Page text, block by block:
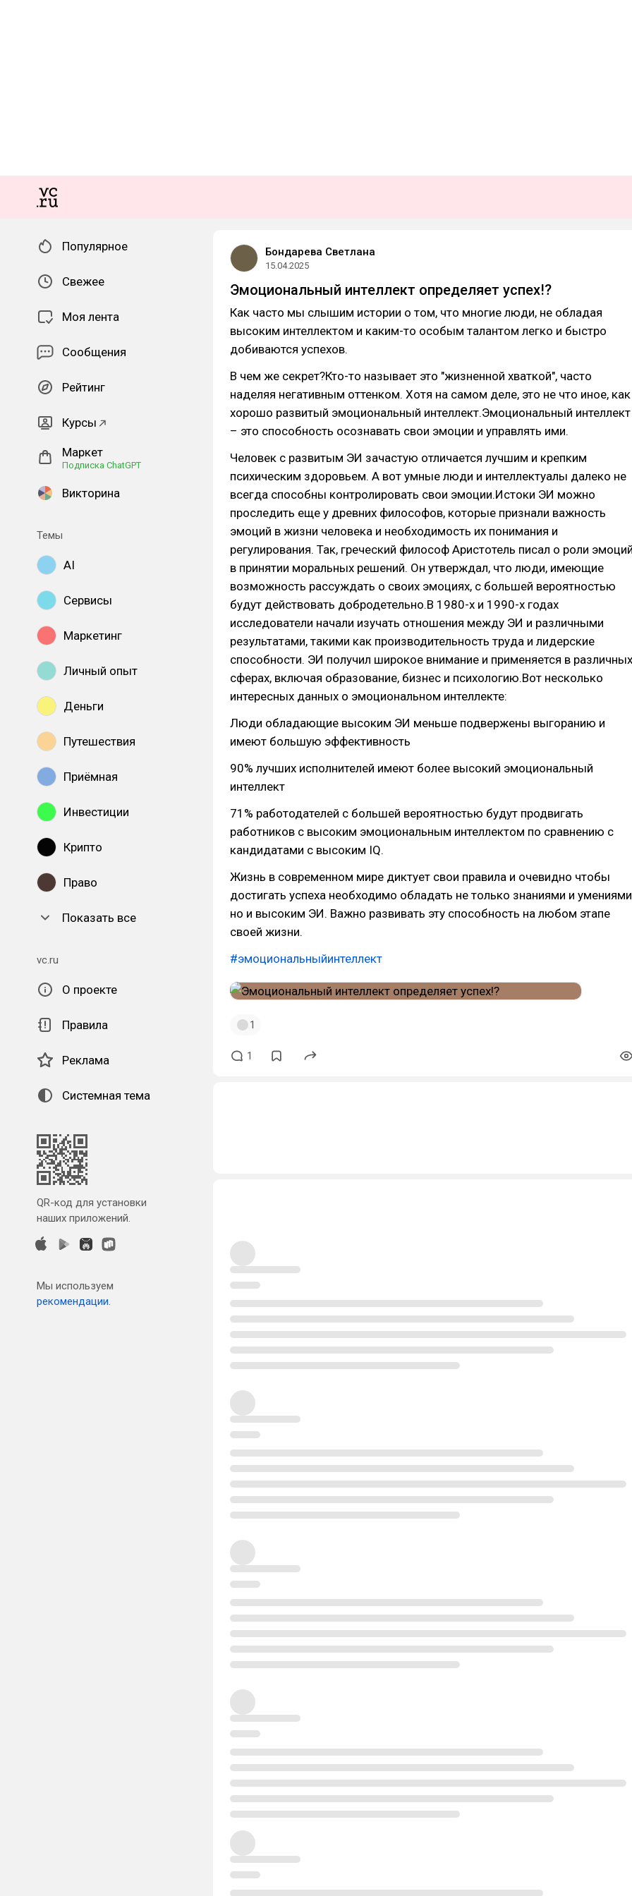
Популярное
Свежее
Моя лента
Сообщения
Рейтинг
Курсы
Маркет
Подписка ChatGPT
Викторина
Темы
AI
Сервисы
Маркетинг
Личный опыт
Деньги
Путешествия
Приёмная
Инвестиции
Крипто
Право
Показать все
vc.ru
О проекте
Правила
Реклама
Системная тема
QR-код для установки
наших приложений.
Мы используем
рекомендации.
Бондарева Светлана
15.04.2025
Эмоциональный интеллект определяет успех!?
Как часто мы слышим истории о том, что многие люди, не обладая
высоким интеллектом и каким-то особым талантом легко и быстро
добиваются успехов.
В чем же секрет?Кто-то называет это "жизненной хваткой", часто
наделяя негативным оттенком. Хотя на самом деле, это не что иное, как
хорошо развитый эмоциональный интеллект.Эмоциональный интеллект
– это способность осознавать свои эмоции и управлять ими.
Человек с развитым ЭИ зачастую отличается лучшим и крепким
психическим здоровьем. А вот умные люди и интеллектуалы далеко не
всегда способны контролировать свои эмоции.Истоки ЭИ можно
проследить еще у древних философов, которые признали важность
эмоций в жизни человека и необходимость их понимания и
регулирования. Так, греческий философ Аристотель писал о роли
в принятии моральных решений. Он утверждал, что люди, имеющие
возможность рассуждать о своих эмоциях, с большей вероятностью
будут действовать добродетельно.В 1980-х и 1990-х годах
исследователи начали изучать отношения между ЭИ и различными
результатами, такими как производительность труда и лидерские
способности. ЭИ получил широкое внимание и применяется в различных
сферах, включая образование, бизнес и психологию.Вот несколько
интересных данных о эмоциональном интеллекте:
Люди обладающие высоким ЭИ меньше подвержены выгоранию и
имеют большую эффективность
90% лучших исполнителей имеют более высокий эмоциональный
интеллект
71% работодателей с большей вероятностью будут продвигать
работников с высоким эмоциональным интеллектом по сравнению с
кандидатами с высоким IQ.
Жизнь в современном мире диктует свои правила и очевидно чтобы
достигать успеха необходимо обладать не только знаниями и
но и высоким ЭИ. Важно развивать эту способность на любом этапе
своей жизни.
#эмоциональныйинтеллект
1
1